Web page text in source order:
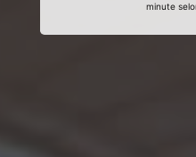
minute